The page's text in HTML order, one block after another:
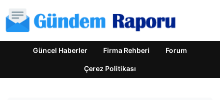
Güncel Haberler Firma Rehberi Forum
Çerez Politikası